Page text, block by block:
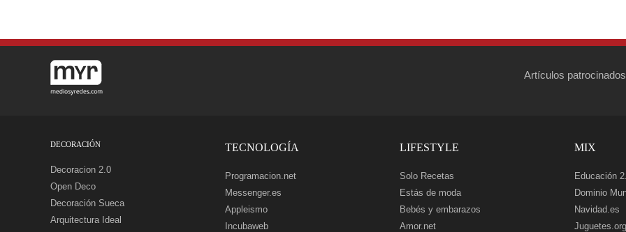
Artículos patrocinados
DECORACIÓN
Decoracion 2.0
Open Deco
Decoración Sueca
Arquitectura Ideal
TECNOLOGÍA
Programacion.net
Messenger.es
Appleismo
Incubaweb
LIFESTYLE
Solo Recetas
Estás de moda
Bebés y embarazos
Amor.net
MIX
Educación
Dominio
Navidad.es
Juguetes.org